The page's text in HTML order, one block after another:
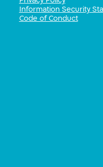
Information Security
Code of Conduct